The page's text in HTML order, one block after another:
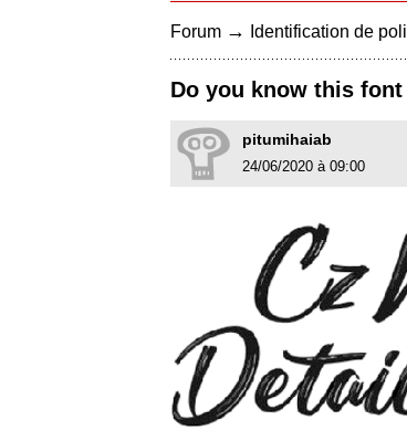
Forum → Identification de
Do you know this font
pitumihaiab
24/06/2020 à 09:00